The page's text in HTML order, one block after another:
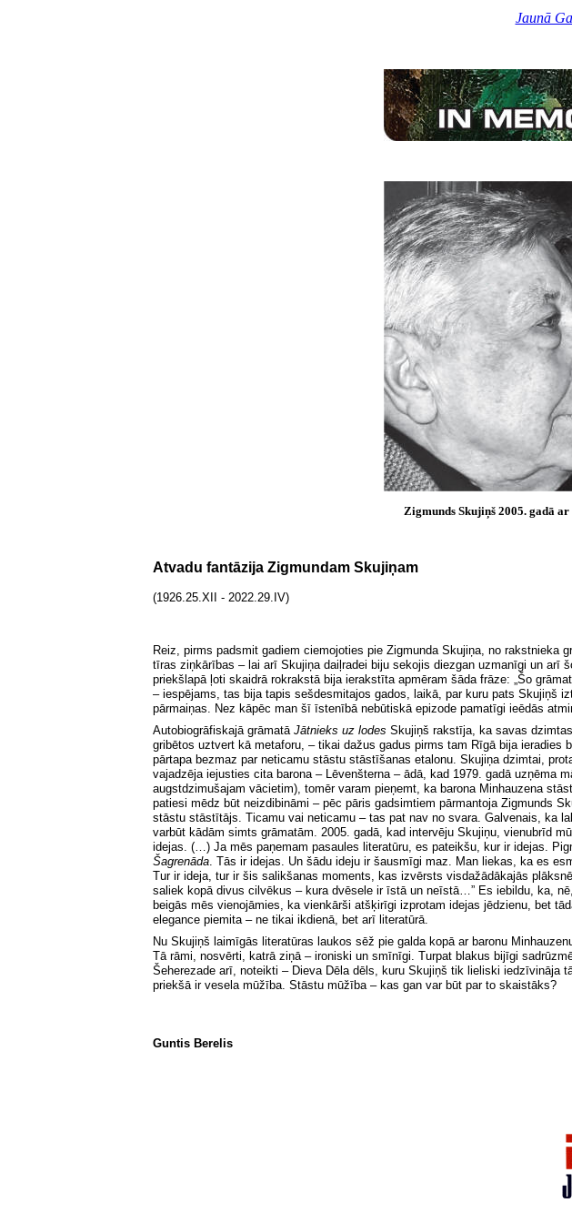
Jaunā
Zigmunds Skujiņš 2005. gadā
Atvadu fantāzija Zigmundam Skujiņam
(1926.25.XI I - 2022.29.IV)
Reiz, pirms padsmit gadiem ciemojoties pie Zigmunda Skujiņa, no rakstnieka
tīras ziņkārības – lai arī Skujiņa daiļradei biju sekojis diezgan uzmanīgi un arī
priekšlapā ļoti skaidrā rokrakstā bija ierakstīta apmēram šāda frāze: „Šo
– iespējams, tas bija tapis sešdesmitajos gados, laikā, par kuru pats Skujiņš
pārmaiņas. Nez kāpēc man šī īstenībā nebūtiskā epizode pamatīgi ieēdās
Autobiogrāfiskajā grāmatā Jātnieks uz lodes Skujiņš rakstīja, ka savas
gribētos uztvert kā metaforu, – tikai dažus gadus pirms tam Rīgā bija
pārtapa bezmaz par neticamu stāstu stāstīšanas etalonu. Skujiņa dzimtai,
vajadzēja iejusties cita barona – Lēvenšterna – ādā, kad 1979. gadā uzņēma
augstdzimušajam vācietim), tomēr varam pieņemt, ka barona Minhauzena
patiesi mēdz būt neizdibināmi – pēc pāris gadsimtiem pārmantoja Zigmunds
stāstu stāstītājs. Ticamu vai neticamu – tas pat nav no svara. Galvenais, ka
varbūt kādām simts grāmatām. 2005. gadā, kad intervēju Skujiņu, vienubrīd
idejas. (…) Ja mēs paņemam pasaules literatūru, es pateikšu, kur ir idejas.
Šagrenāda. Tās ir idejas. Un šādu ideju ir šausmīgi maz. Man liekas, ka es
Tur ir ideja, tur ir šis salikšanas moments, kas izvērsts visdažādākajās
saliek kopā divus cilvēkus – kura dvēsele ir īstā un neīstā…” Es iebildu, ka,
beigās mēs vienojāmies, ka vienkārši atšķirīgi izprotam idejas jēdzienu, bet
elegance piemita – ne tikai ikdienā, bet arī literatūrā.
Nu Skujiņš laimīgās literatūras laukos sēž pie galda kopā ar baronu
Tā rāmi, nosvērti, katrā ziņā – ironiski un smīnīgi. Turpat blakus bijīgi
Šeherezade arī, noteikti – Dieva Dēla dēls, kuru Skujiņš tik lieliski
priekšā ir vesela mūžība. Stāstu mūžība – kas gan var būt par to skaistāks?
Guntis Berelis